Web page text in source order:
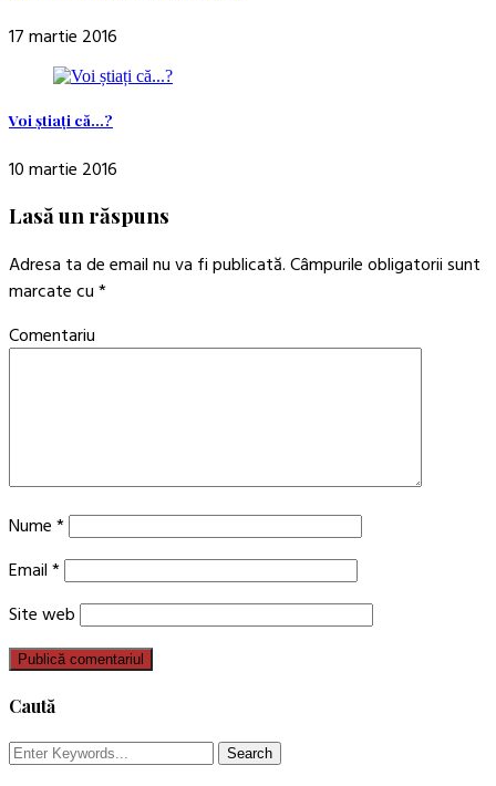
17 martie 2016
Voi știați că…?
10 martie 2016
Lasă un răspuns
Adresa ta de email nu va fi publicată. Câmpurile obligatorii sunt
marcate cu *
Comentariu
Nume *
Email *
Site web
Caută